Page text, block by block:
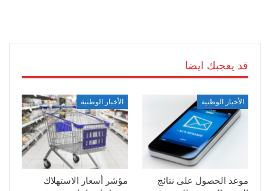
قد يعجبك ايضا
الأخبار الوطنية
موعد الحصول على نتائج
الأخبار الوطنية
مؤشر أسعار الاستهلاك